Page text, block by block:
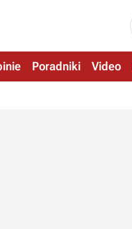
Poradniki Video